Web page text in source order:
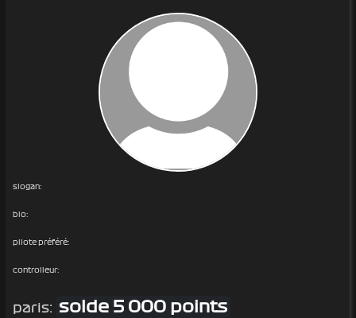
slogan:
bio:
pilote préféré:
controlleur:
paris: solde 5 000 points